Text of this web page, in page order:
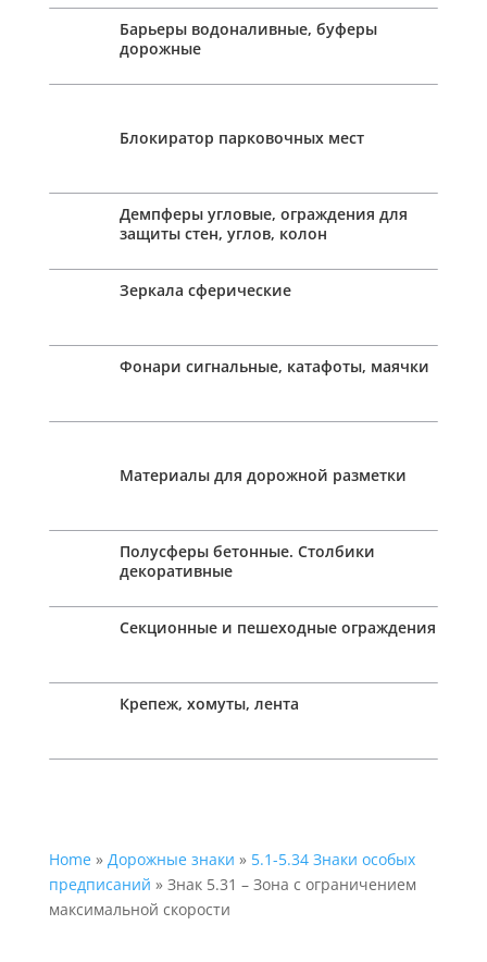
Барьеры водоналивные, буферы
дорожные
Блокиратор парковочных мест
Демпферы угловые, ограждения для
защиты стен, углов, колон
Зеркала сферические
Фонари сигнальные, катафоты, маячки
Материалы для дорожной разметки
Полусферы бетонные. Столбики
декоративные
Секционные и пешеходные ограждения
Крепеж, хомуты, лента
Home» Дорожные знаки » 5.1-5.34 Знаки особых
предписаний » Знак 5.31 – Зона с ограничением
максимальной скорости